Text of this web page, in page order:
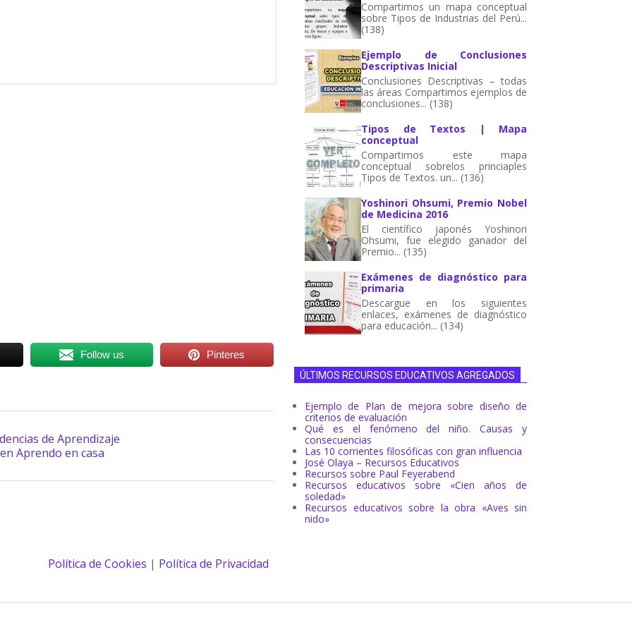
Follow us Pinteres
de Aprendizaje
Aprendo en casa
Compartimos un mapa conceptual
sobre Tipos de Industrias del Perú...
(138)
Ejemplo de Conclusiones
Descriptivas Inicial
Conclusiones Descriptivas – todas
las áreas Compartimos ejemplos de
conclusiones... (138)
Tipos de Textos | Mapa
conceptual
Compartimos este mapa
conceptual sobrelos princiaples
Tipos de Textos. un... (136)
Yoshinori Ohsumi, Premio Nobel
de Medicina 2016
El científico japonés Yoshinori
Ohsumi, fue elegido ganador del
Premio... (135)
Exámenes de diagnóstico para
primaria
Descargue en los siguientes
enlaces, exámenes de diagnóstico
para educación... (134)
ÚLTIMOS RECURSOS EDUCATIVOS AGREGADOS
Ejemplo de Plan de mejora sobre diseño de
criterios de evaluación
Qué es el fenómeno del niño. Causas y
consecuencias
Las 10 corrientes filosóficas con gran influencia
José Olaya – Recursos Educativos
Recursos sobre Paul Feyerabend
Recursos educativos sobre «Cien años de
soledad»
Recursos educativos sobre la obra «Aves sin
nido»
Política de Cookies | Política de Privacidad